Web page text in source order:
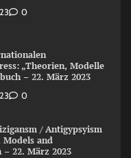
0
„Theorien, Modelle
– 22. März 2023
0
/ Antigypsyism
Models and
– 22. März 2023